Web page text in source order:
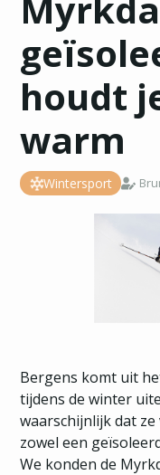
houdt
warm
Wintersport
Bergens komt uit
tijdens de winter
waarschijnlijk dat
zowel een
We konden de